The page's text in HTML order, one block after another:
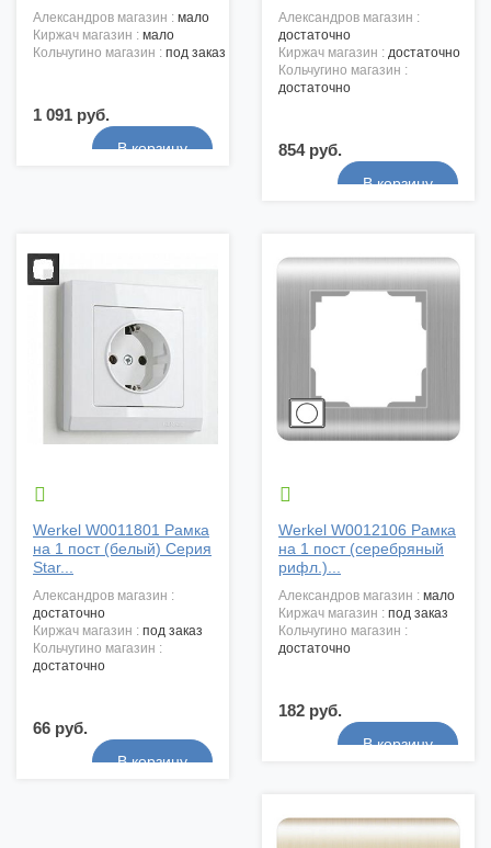
александров магазин : мало
киржач магазин : мало
кольчугино магазин : под заказ
1 091 руб.
александров магазин :
достаточно
киржач магазин : достаточно
кольчугино магазин :
достаточно
854 руб.

Werkel W0011801 Рамка
на 1 пост (белый) Серия
Star...
александров магазин :
достаточно
киржач магазин : под заказ
кольчугино магазин :
достаточно
66 руб.

Werkel W0012106 Рамка
на 1 пост (серебряный
рифл.)...
александров магазин : мало
киржач магазин : под заказ
кольчугино магазин :
достаточно
182 руб.